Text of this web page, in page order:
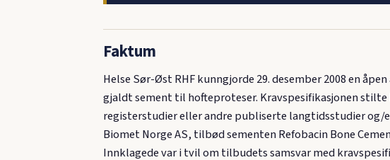
Faktum
Helse Sør-Øst RHF kunngjorde 29. desember 2008 en
gjaldt sement til hofteproteser. Kravspesifikasjonen
registerstudier eller andre publiserte langtidsstudier og/
Biomet Norge AS, tilbød sementen Refobacin Bone
Innklagede var i tvil om tilbudets samsvar med